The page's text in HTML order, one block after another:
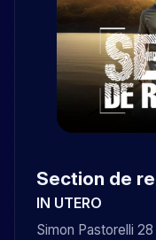
Section de
IN UTERO
Simon Pastorelli